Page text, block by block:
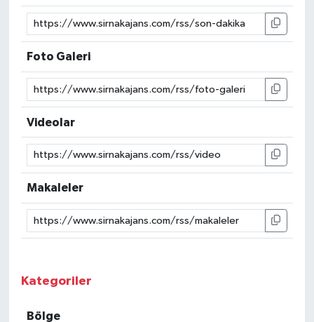
Foto Galeri
Videolar
Makaleler
Kategoriler
Bölge
Siyaset
Spor
Teknoloji